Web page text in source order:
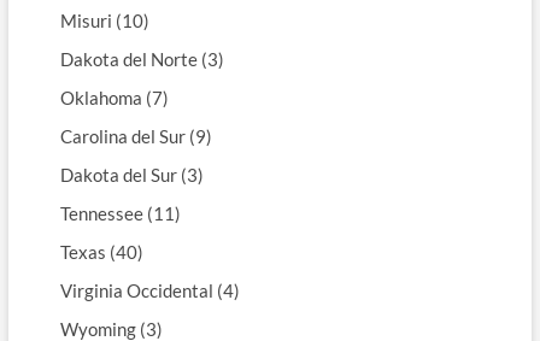
Misuri (10)
Dakota del Norte (3)
Oklahoma (7)
Carolina del Sur (9)
Dakota del Sur (3)
Tennessee (11)
Texas (40)
Virginia Occidental (4)
Wyoming (3)